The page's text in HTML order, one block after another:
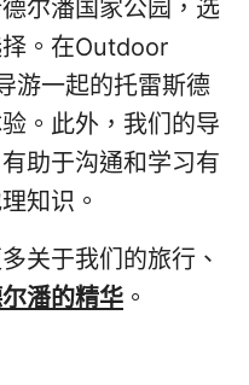
尔潘国家公园，选
。在Outdoor
游一起的托雷斯德
。此外，我们的导
助于沟通和学习有
知识。
关于我们的旅行、
潘的精华 。